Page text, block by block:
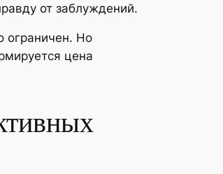
от заблуждений.
ограничен. Но
цена